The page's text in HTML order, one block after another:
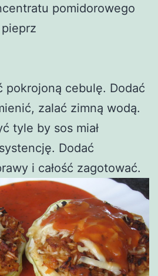
pomidorowego
pokrojoną cebulę. Dodać
zalać zimną wodą.
tyle by sos miał
Dodać
i całość zagotować.